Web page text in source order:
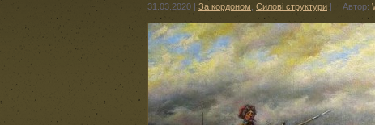
31.03.2020 | За кордоном Силові структури | Автор: